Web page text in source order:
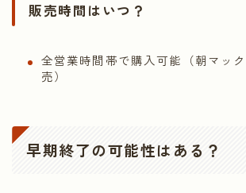
販売時間はいつ？
全営業時間帯で購入可能（朝マッ
売）
早期終了の可能性はある？